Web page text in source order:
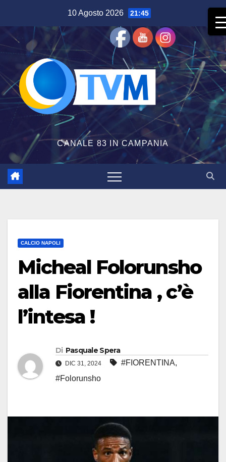
contenuto
10 Agosto 2026 21:45
CANALE 83 IN CAMPANIA
CALCIO NAPOLI
Micheal Folorunsho
alla Fiorentina , c’è
l’intesa !
Di Pasquale Spera
DIC 31, 2024 #FIORENTINA,
#Folorunsho